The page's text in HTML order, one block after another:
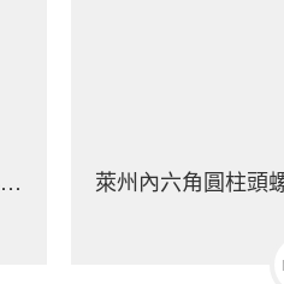
萊州輪轂螺栓 汽車輪胎螺絲 不銹鋼（304/316）碳鋼 合金鋼